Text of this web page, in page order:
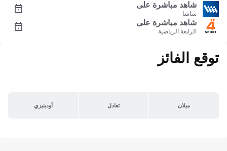
شاهد مباشرة على
شاشا
شاهد مباشرة على
الرابعة الرياضية
توقع الفائز
ميلان تعادل أودينيزي